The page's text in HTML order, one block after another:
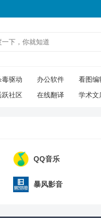
毒驱动 办公软件 看图编
跃社区 在线翻译 学术文
QQ音乐
暴风影音